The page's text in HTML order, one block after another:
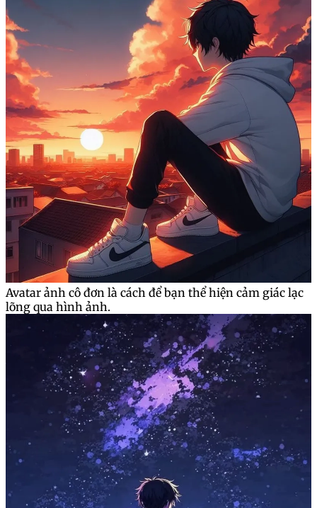
Avatar ảnh cô đơn là cách để bạn thể hiện cảm giác lạc
lõng qua hình ảnh.